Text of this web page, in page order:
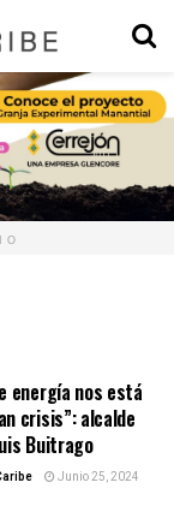
energía nos está
crisis”: alcalde
Buitrago
Junio 25, 2024